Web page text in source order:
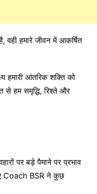
वही हमारे जीवन में आकर्षित
हमारी आंतरिक शक्ति को
हम समृद्धि, रिश्ते और
पर बड़े पैमाने पर प्रभाव
Coach BSR ने कुछ